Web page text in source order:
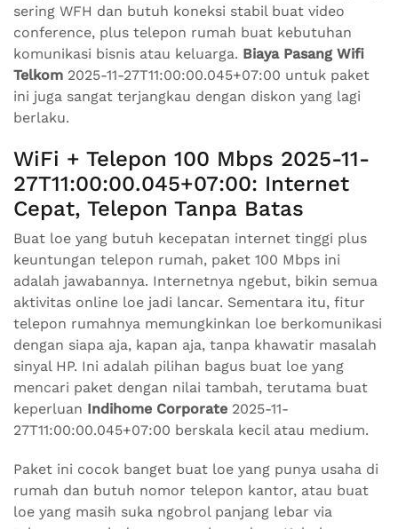
sering WFH dan butuh koneksi stabil buat video
conference, plus telepon rumah buat kebutuhan
komunikasi bisnis atau keluarga. Biaya Pasang Wifi
Telkom 2025-11-27T11:00:00.045+07:00 untuk paket
ini juga sangat terjangkau dengan diskon yang lagi
berlaku.
WiFi + Telepon 100 Mbps 2025-11-
27T11:00:00.045+07:00: Internet
Cepat, Telepon Tanpa Batas
Buat loe yang butuh kecepatan internet tinggi plus
keuntungan telepon rumah, paket 100 Mbps ini
adalah jawabannya. Internetnya ngebut, bikin semua
aktivitas online loe jadi lancar. Sementara itu, fitur
telepon rumahnya memungkinkan loe berkomunikasi
dengan siapa aja, kapan aja, tanpa khawatir masalah
sinyal HP. Ini adalah pilihan bagus buat loe yang
mencari paket dengan nilai tambah, terutama buat
keperluan Indihome Corporate 2025-11-
27T11:00:00.045+07:00 berskala kecil atau medium.
Paket ini cocok banget buat loe yang punya usaha di
rumah dan butuh nomor telepon kantor, atau buat
loe yang masih suka ngobrol panjang lebar via